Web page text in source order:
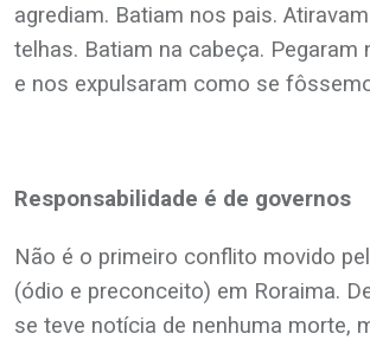
agrediam. Batiam nos pais.
telhas. Batiam na cabeça. Pegaram
e nos expulsaram como se
Responsabilidade é de governos
Não é o primeiro conflito movido
(ódio e preconceito) em Roraima.
se teve notícia de nenhuma morte,